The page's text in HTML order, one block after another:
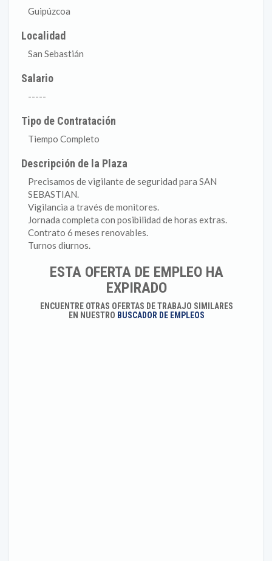
Guipúzcoa
Localidad
San Sebastián
Salario
-----
Tipo de Contratación
Tiempo Completo
Descripción de la Plaza
Precisamos de vigilante de seguridad para SAN
SEBASTIAN.
Vigilancia a través de monitores.
Jornada completa con posibilidad de horas extras.
Contrato 6 meses renovables.
Turnos diurnos.
ESTA OFERTA DE EMPLEO HA
EXPIRADO
ENCUENTRE OTRAS OFERTAS DE TRABAJO SIMILARES
EN NUESTRO BUSCADOR DE EMPLEOS